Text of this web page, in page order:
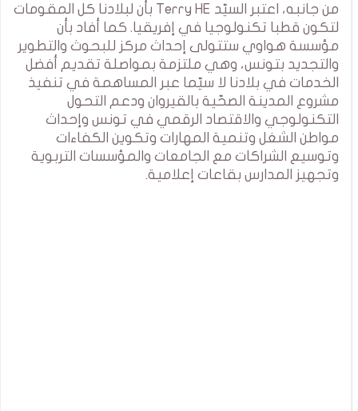
من جانبه، اعتبر السيّد Terry HE بأن لبلادنا كل المقومات
لتكون قطبا تكنولوجيا في إفريقيا. كما أفاد بأن
مؤسسة هواوي ستتولى إحداث مركز للبحوث والتطوير
والتجديد بتونس، وهي ملتزمة بمواصلة تقديم أفضل
الخدمات في بلادنا لا سيّما عبر المساهمة في تنفيذ
مشروع المدينة الصحّية بالقيروان ودعم التحول
التكنولوجي والاقتصاد الرقمي في تونس وإحداث
مواطن الشغل وتنمية المهارات وتكوين الكفاءات
وتوسيع الشراكات مع الجامعات والمؤسسات التربوية
وتجهيز المدارس بقاعات إعلامية.